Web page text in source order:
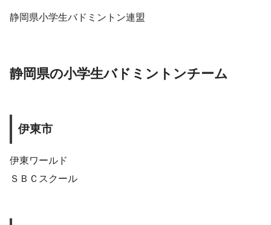
静岡県小学生バドミントン連盟
静岡県の小学生バドミントンチーム
伊東市
伊東ワールド
ＳＢＣスクール